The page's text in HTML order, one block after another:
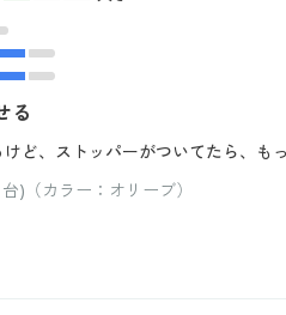
る
ど、ストッパーがついてたら、も
)（カラー：オリーブ）